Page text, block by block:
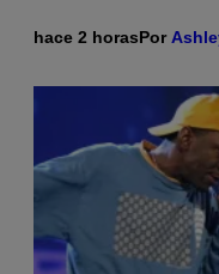
hace 2 horasPor